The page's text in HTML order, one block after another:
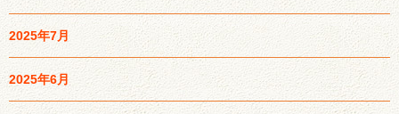
2025年7月
2025年6月